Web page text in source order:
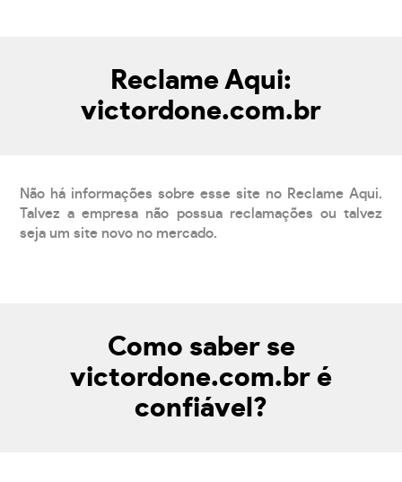
Reclame Aqui:
victordone.com.br
Não há informações sobre esse site no Reclame Aqui.
Talvez a empresa não possua reclamações ou talvez
seja um site novo no mercado.
Como saber se
victordone.com.br é
confiável?